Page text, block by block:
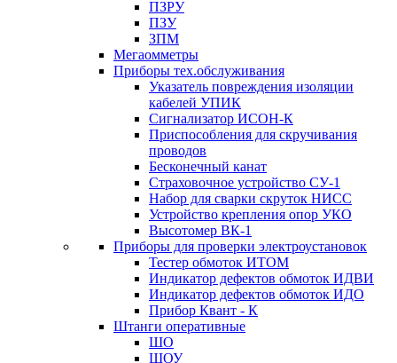
ПЗРУ
ПЗУ
ЗПМ
Мегаомметры
Приборы тех.обслуживания
Указатель повреждения изоляции
кабелей УПИК
Сигнализатор ИСОН-К
Приспособления для скручивания
проводов
Бесконечный канат
Страховочное устройство СУ-1
Набор для сварки скруток НИСС
Устройство крепления опор УКО
Высотомер ВК-1
Приборы для проверки электроустановок
Тестер обмоток ИТОМ
Индикатор дефектов обмоток ИДВИ
Индикатор дефектов обмоток ИДО
Прибор Квант - К
Штанги оперативные
ШО
ШОУ